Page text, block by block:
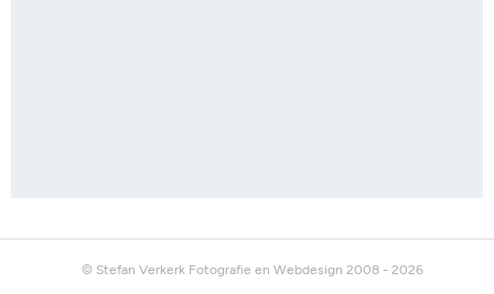
© Stefan Verkerk Fotografie en Webdesign 2008 - 2026